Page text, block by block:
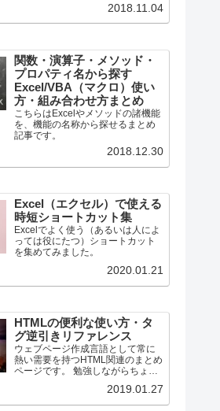
2018.11.04
関数・演算子・メソッド・
プロパティ名から探す
Excel/VBA（マクロ）使い
方・組み合わせ方まとめ
こちらはExcelやメソッドの諸機能
を、機能の名称から探せるまとめ
記事です。
2018.12.30
Excel（エクセル）で使える
時短ショートカット集
Excelでよく使う（あるいは人によ
っては役にたつ）ショートカット
を集めてみました。
2020.01.21
HTMLの便利な使い方・タ
グ逆引きリファレンス
ウェブページ作成言語として常に
熱い需要を持つHTML関連のまとめ
ページです。 勉強しながらちょっ
2019.01.27